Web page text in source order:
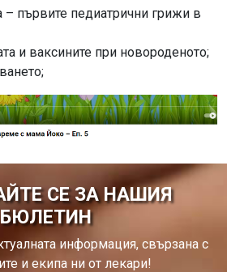
– първите педиатрични грижи в
и ваксините при новороденото;
СЕ ЗА НАШИЯ
БЮЛЕТИН
информация, свързана с
и екипа ни от лекари!